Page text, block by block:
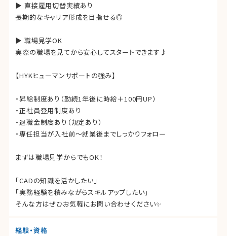
▶ 直接雇用切替実績あり
長期的なキャリア形成を目指せる◎
▶ 職場見学OK
実際の職場を見てから安心してスタートできます♪
【HYKヒューマンサポートの強み】
・昇給制度あり（勤続1年後に時給＋100円UP）
・正社員登用制度あり
・退職金制度あり（規定あり）
・専任担当が入社前〜就業後までしっかりフォロー
まずは職場見学からでもOK！
「CADの知識を活かしたい」
「実務経験を積みながらスキルアップしたい」
そんな方はぜひお気軽にお問い合わせください✨
経験・資格